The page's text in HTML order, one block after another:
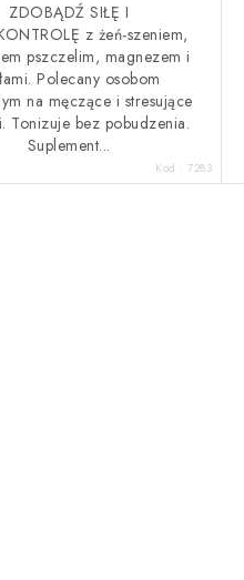
ZDOBĄDŹ SIŁĘ I
z żeń-szeniem,
pszczelim, magnezem i
Polecany osobom
na męczące i stresujące
Tonizuje bez pobudzenia.
Suplement...
Kod :7283